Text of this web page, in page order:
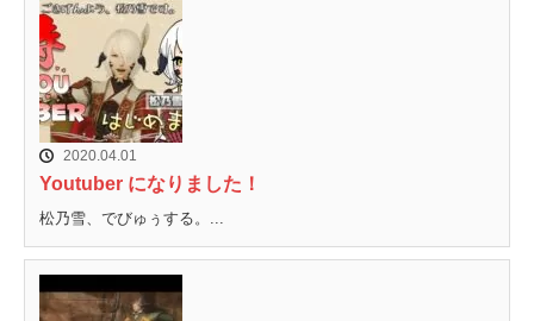
2020.04.01
Youtuber になりました！
松乃雪、でびゅぅする。...